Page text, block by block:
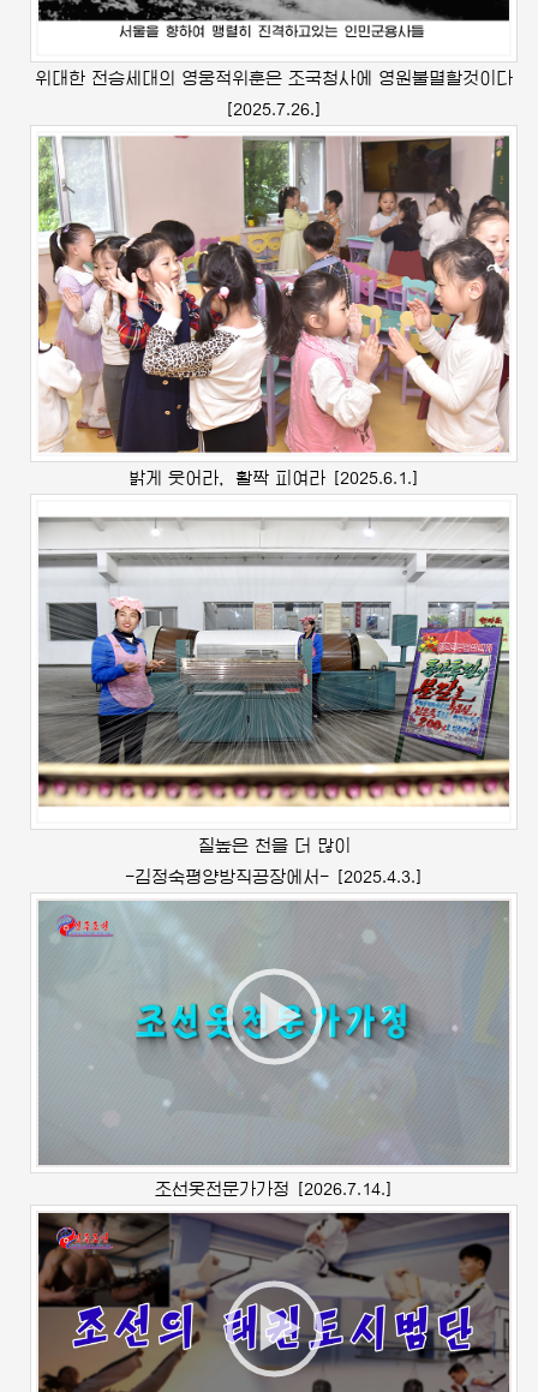
위대한 전승세대의 영웅적위훈은 조국청사에 영원불멸할것이다
[2025.7.26.]
밝게 웃어라，활짝 피여라 [2025.6.1.]
질높은 천을 더 많이
-김정숙평양방직공장에서- [2025.4.3.]
조선옷전문가가정 [2026.7.14.]